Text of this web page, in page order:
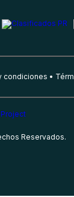
condiciones
Reservados.